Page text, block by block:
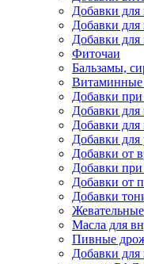
Добавки для
Добавки для
Добавки для
Фиточаи
Бальзамы,
Витаминные
Добавки при
Добавки
Добавки для
Добавки
Добавки от
Добавки при
Добавки от
Добавки
Масла для
Пивные
Добавки